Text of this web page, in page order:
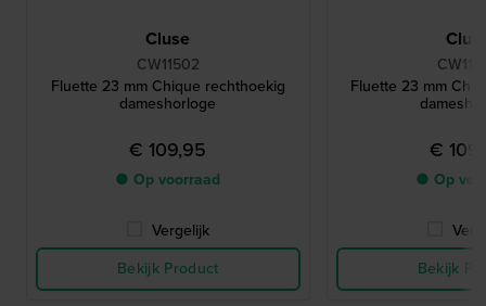
Cluse
CW11502
Fluette 23 mm Chique rechthoekig
dameshorloge
€ 109,95
● Op voorraad
Vergelijk
Bekijk Product
Fluette 23 mm
€
● Op
Bekijk